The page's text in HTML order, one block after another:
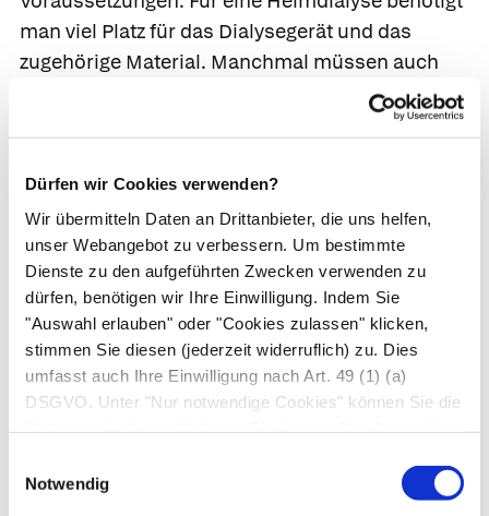
Dürfen wir Cookies verwenden?
Wir übermitteln Daten an Drittanbieter, die uns helfen,
unser Webangebot zu verbessern. Um bestimmte
Dienste zu den aufgeführten Zwecken verwenden zu
dürfen, benötigen wir Ihre Einwilligung. Indem Sie
"Auswahl erlauben" oder "Cookies zulassen" klicken,
stimmen Sie diesen (jederzeit widerruflich) zu. Dies
umfasst auch Ihre Einwilligung nach Art. 49 (1) (a)
DSGVO. Unter "Nur notwendige Cookies" können Sie die
Notwendig
man viel Platz für das Dialysegerät und das
zugehörige Material. Manchmal müssen auch
jederzeit telefonisch erreichbar und in der Nähe
sein.
Peritonealdialyse
Peritonealdialyse.Blutreinigung ohne
Dialysemaschine. Das gut durchblutete
Bauchfell dient als Filterstation. Sie wird deshalb
auch Bauchfelldialyse genannt. Der Patient führt
Wirkprinzip.
Das Dialysat wird aus einem Beutel